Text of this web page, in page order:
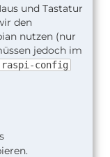
und Tastatur
den
nutzen (nur
jedoch im
raspi-config